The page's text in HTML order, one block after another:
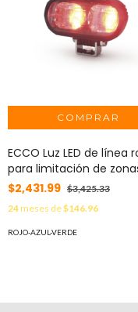
ECCO Luz LED de línea
para limitación de
trabajo en montacargas
$2,431.99 $3,425.33
24meses de$146.96
ROJO-AZUL-VERDE